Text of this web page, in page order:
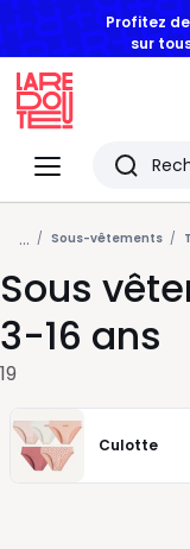
Profitez
sur
Menu
Redoute
Les
articles
... Sous-vêtements
Sous
3-16 ans
19
Culotte